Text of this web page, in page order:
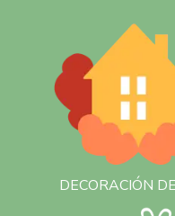
DECORACIÓN